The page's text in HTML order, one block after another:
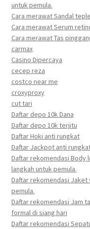
untuk pemula.
Cara merawat Sandal
Cara merawat Serum
Cara merawat Tas
carmax
Casino Dipercaya
cecep reza
costco near me
croxyproxy
cut tari
Daftar depo 10k Dana
Daftar depo 10k terjitu
Daftar Hoki anti rungkat
Daftar Jackpot anti
Daftar rekomendasi Body
langkah untuk pemula.
Daftar rekomendasi Jaket
pemula.
Daftar rekomendasi Jam
formal di siang hari
Daftar rekomendasi